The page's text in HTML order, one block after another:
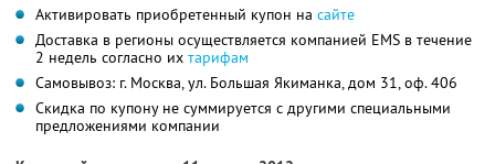
Активировать приобретенный купон на сайте
Доставка в регионы осуществляется компанией EMS в течение
2 недель согласно их тарифам
Самовывоз: г. Москва, ул. Большая Якиманка, дом 31, оф. 406
Скидка по купону не суммируется с другими специальными
предложениями компании